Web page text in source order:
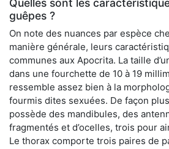
guêpes ?
On note des nuances par espèce
manière générale, leurs
communes aux Apocrita. La taille
dans une fourchette de 10 à 19
ressemble assez bien à la
fourmis dites sexuées. De façon
possède des mandibules, des
fragmentés et d’ocelles, trois pour
Le thorax comporte trois paires de